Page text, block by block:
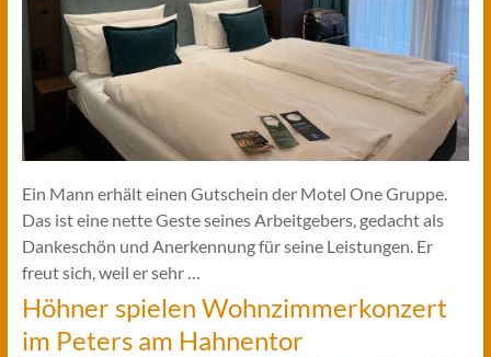
Ein Mann erhält einen Gutschein der Motel One Gruppe.
Das ist eine nette Geste seines Arbeitgebers, gedacht als
Dankeschön und Anerkennung für seine Leistungen. Er
freut sich, weil er sehr …
Höhner spielen Wohnzimmerkonzert
im Peters am Hahnentor